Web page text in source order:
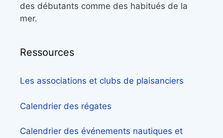
des débutants comme des habitués de la
mer.
Ressources
Les associations et clubs de plaisanciers
Calendrier des régates
Calendrier des événements nautiques et